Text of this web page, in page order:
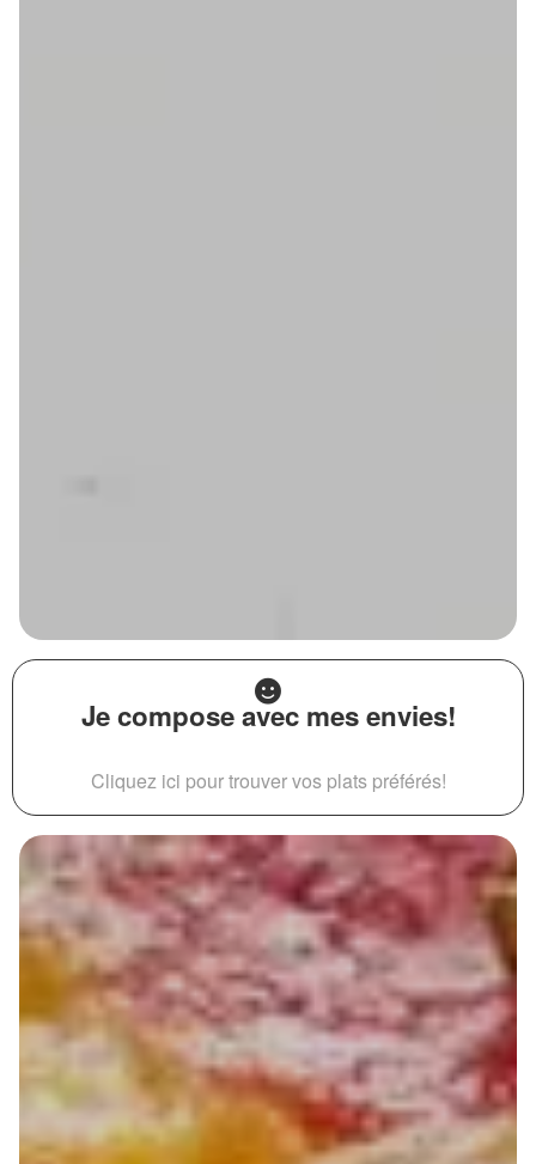
Je compose avec mes envies!
Cliquez ici pour trouver vos plats préférés!